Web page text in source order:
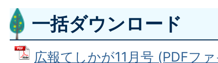
一括ダウンロード
広報てしかが11月号 (PDFフ